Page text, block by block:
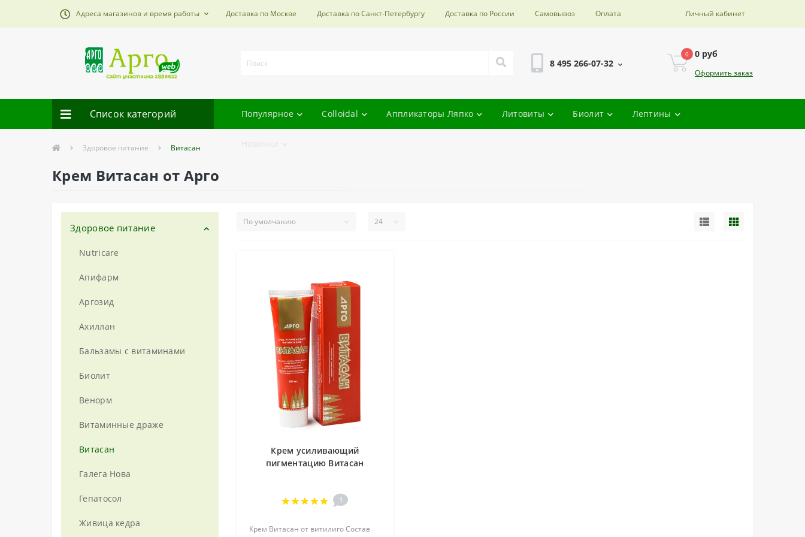
Адреса магазинов и время работы Доставка по Москве Доставка по Санкт-Петербургу Доставка по России Самовывоз Оплата Личный кабинет
8 495 266-07-32
0 0 руб
Оформить заказ
Список категорий Популярное Colloidal Аппликаторы Ляпко Литовиты Биолит Лептины
Здоровое питание Витасан
Крем Витасан от Арго
Здоровое питание
Nutricare
Апифарм
Аргозид
Ахиллан
Бальзамы с витаминами
Биолит
Венорм
Витаминные драже
Витасан
Галега Нова
Гепатосол
Живица кедра
Крем усиливающий
пигментацию Витасан
1
Крем Витасан от витилиго Состав